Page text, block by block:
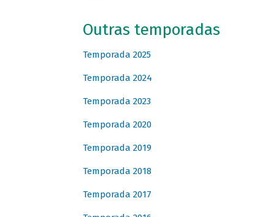
Outras temporadas
Temporada 2025
Temporada 2024
Temporada 2023
Temporada 2020
Temporada 2019
Temporada 2018
Temporada 2017